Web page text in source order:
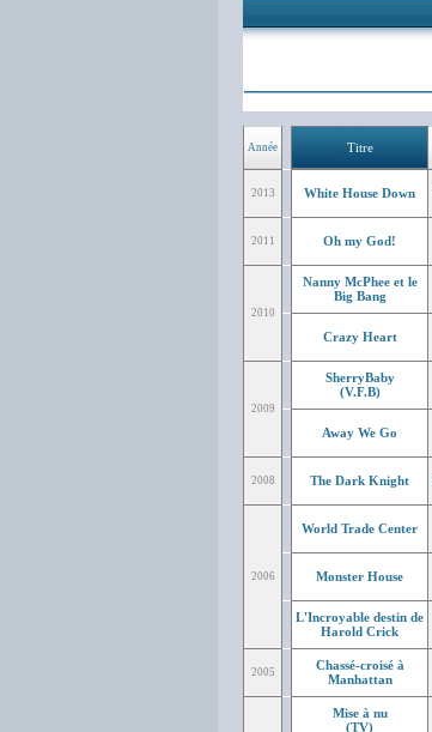
Année Titre
2013 White House Down
2011 Oh my God!
2010
Nanny McPhee et le
Big Bang
Crazy Heart
2009
SherryBaby
(V.F.B)
Away We Go
2008 The Dark Knight
2006
World Trade Center
Monster House
L'Incroyable destin de
Harold Crick
2005
Chassé-croisé à
Manhattan
Mise à nu
(TV)